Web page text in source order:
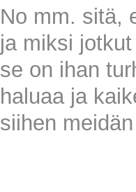
No mm. sitä,
ja miksi
se on ihan
haluaa ja
siihen